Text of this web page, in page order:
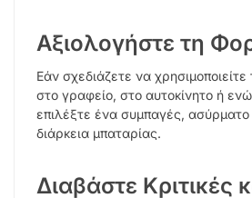
Αξιολογήστε τη
Εάν σχεδιάζετε να
στο γραφείο, στο αυτοκίνητο ή
επιλέξτε ένα συμπαγές,
διάρκεια μπαταρίας.
Διαβάστε Κριτικές